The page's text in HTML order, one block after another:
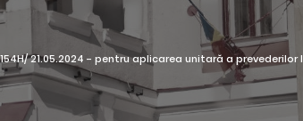
154H/ 21.05.2024 - pentru aplicarea unitară a